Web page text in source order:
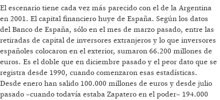
El escenario tiene cada vez más parecido con el de la Argentina
en 2001. El capital financiero huye de España. Según los datos
del Banco de España, sólo en el mes de marzo pasado, entre las
retiradas de capital de inversores extranjeros y lo que inversores
españoles colocaron en el exterior, sumaron 66.200 millones de
euros. Es el doble que en diciembre pasado y el peor dato que se
registra desde 1990, cuando comenzaron esas estadísticas.
Desde enero han salido 100.000 millones de euros y desde julio
pasado –cuando todavía estaba Zapatero en el poder– 194.000